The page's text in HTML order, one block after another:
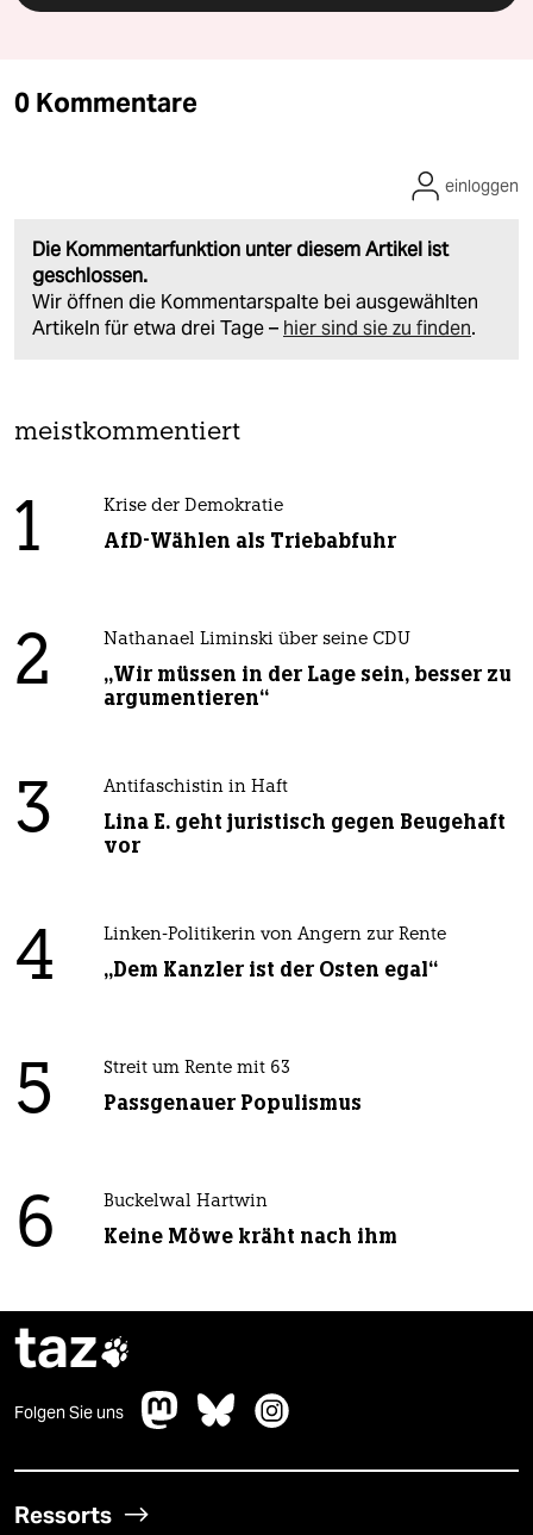
0 Kommentare
Die Kommentarfunktion unter diesem Artikel ist
geschlossen.
Wir öffnen die Kommentarspalte bei ausgewählten
Artikeln für etwa drei Tage – hier sind sie zu finden.
einloggen
meistkommentiert
1 Krise der Demokratie
AfD-Wählen als Triebabfuhr
2 Nathanael Liminski über seine CDU
„Wir müssen in der Lage sein, besser zu
argumentieren“
3 Antifaschistin in Haft
Lina E. geht juristisch gegen Beugehaft
vor
4 Linken-Politikerin von Angern zur Rente
„Dem Kanzler ist der Osten egal“
5 Streit um Rente mit 63
Passgenauer Populismus
6 Buckelwal Hartwin
Keine Möwe kräht nach ihm
taz
Folgen Sie uns
Ressorts